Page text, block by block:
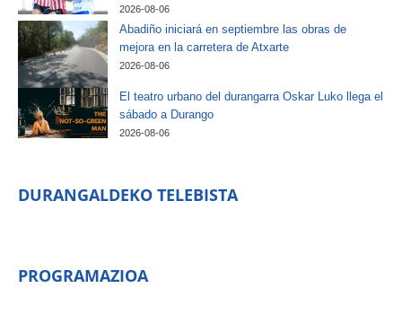
2026-08-06
Abadiño iniciará en septiembre las obras de
mejora en la carretera de Atxarte
2026-08-06
El teatro urbano del durangarra Oskar Luko llega el
sábado a Durango
2026-08-06
DURANGALDEKO TELEBISTA
PROGRAMAZIOA